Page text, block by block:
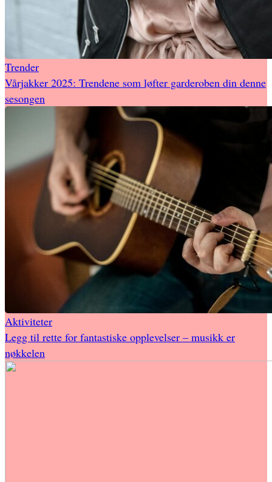
Trender
Vårjakker 2025: Trendene som løfter garderoben din denne
sesongen
Aktiviteter
Legg til rette for fantastiske opplevelser – musikk er
nøkkelen